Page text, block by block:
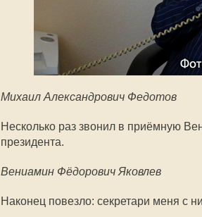
Михаил Александрович Федотов
Несколько раз звонил в приёмную
президента.
Вениамин Фёдорович Яковлев
Наконец повезло: секретари меня с